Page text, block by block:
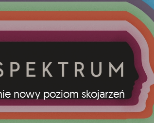
nowy poziom skojarzeń